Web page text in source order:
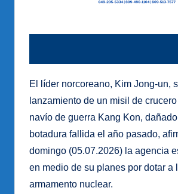
El líder norcoreano, Kim Jong-un,
lanzamiento de un misil de crucero
navío de guerra Kang Kon,
botadura fallida el año pasado,
domingo (05.07.2026) la agencia
en medio de su planes por dotar a
armamento nuclear.